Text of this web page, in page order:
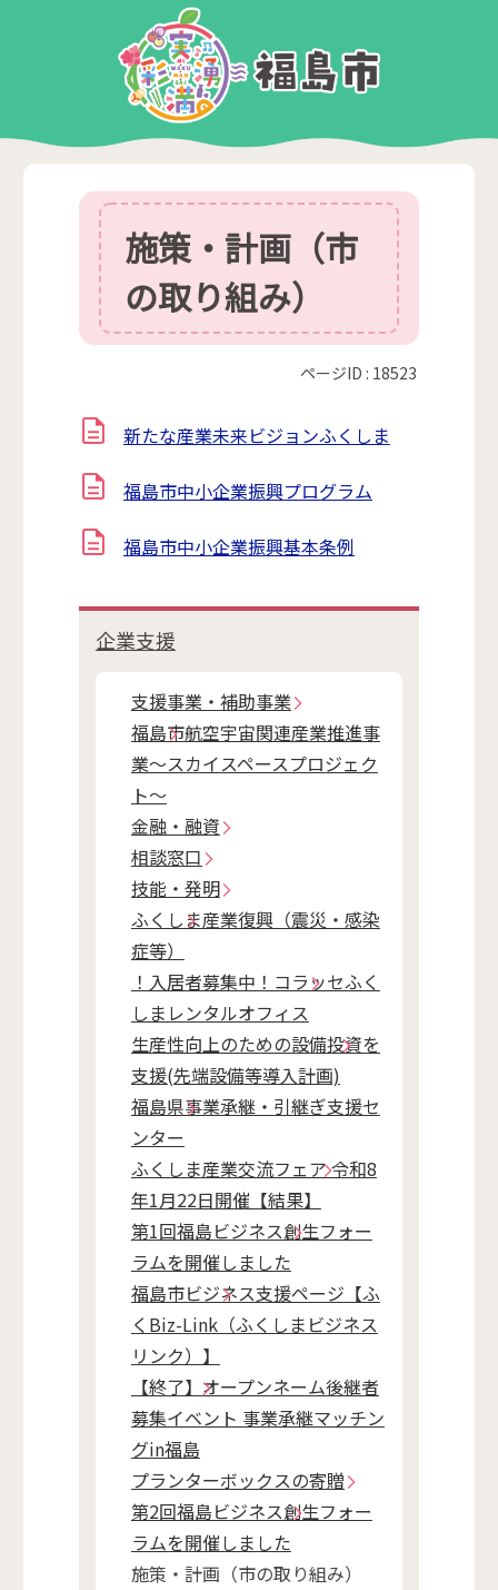
施策・計画（市
の取り組み）
ページID : 18523
新たな産業未来ビジョンふくしま
福島市中小企業振興プログラム
福島市中小企業振興基本条例
企業支援
支援事業・補助事業
福島市航空宇宙関連産業推進事
業～スカイスペースプロジェク
ト～
金融・融資
相談窓口
技能・発明
ふくしま産業復興（震災・感染
症等）
！入居者募集中！コラッセふく
しまレンタルオフィス
生産性向上のための設備投資を
支援(先端設備等導入計画)
福島県事業承継・引継ぎ支援セ
ンター
ふくしま産業交流フェア 令和8
年1月22日開催【結果】
第1回福島ビジネス創生フォー
ラムを開催しました
福島市ビジネス支援ページ【ふ
くBiz-Link（ふくしまビジネス
リンク）】
【終了】オープンネーム後継者
募集イベント 事業承継マッチン
グin福島
プランターボックスの寄贈
第2回福島ビジネス創生フォー
ラムを開催しました
施策・計画（市の取り組み）